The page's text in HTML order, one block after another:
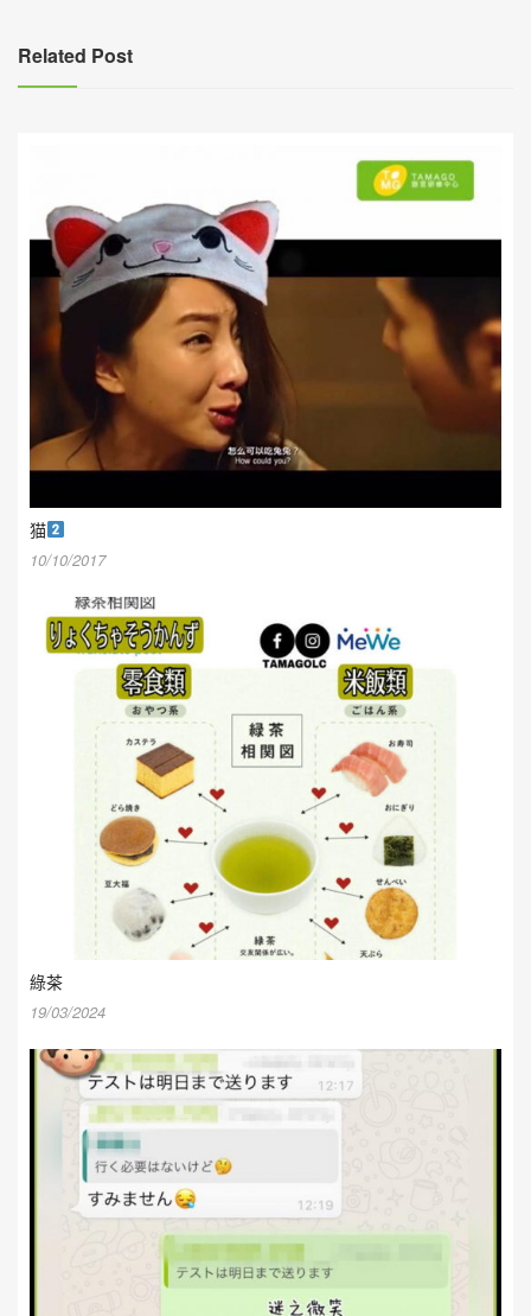
覽
Related Post
猫
10/10/2017
綠茶
19/03/2024